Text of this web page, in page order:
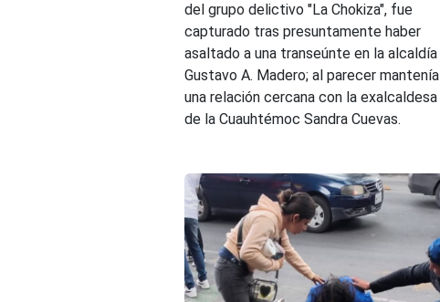
del grupo delictivo "La Chokiza", fue
capturado tras presuntamente haber
asaltado a una transeúnte en la alcaldía
Gustavo A. Madero; al parecer mantenía
una relación cercana con la exalcaldesa
de la Cuauhtémoc Sandra Cuevas.